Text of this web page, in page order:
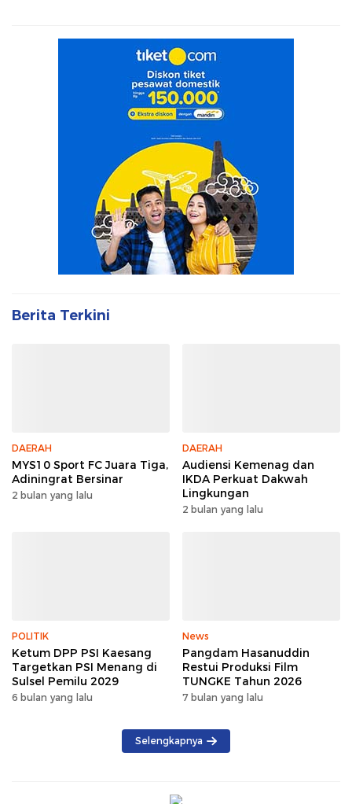
Berita Terkini
DAERAH
MYS10 Sport FC Juara Tiga,
Adiningrat Bersinar
2 bulan yang lalu
DAERAH
Audiensi Kemenag dan
IKDA Perkuat Dakwah
Lingkungan
2 bulan yang lalu
POLITIK
Ketum DPP PSI Kaesang
Targetkan PSI Menang di
Sulsel Pemilu 2029
6 bulan yang lalu
News
Pangdam Hasanuddin
Restui Produksi Film
TUNGKE Tahun 2026
7 bulan yang lalu
Selengkapnya